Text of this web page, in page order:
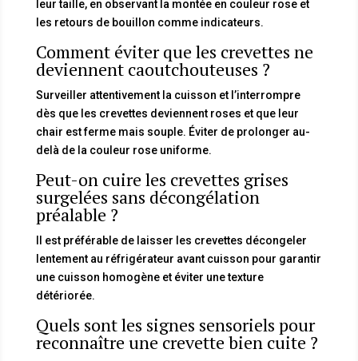
leur taille, en observant la montée en couleur rose et
les retours de bouillon comme indicateurs.
Comment éviter que les crevettes ne
deviennent caoutchouteuses ?
Surveiller attentivement la cuisson et l’interrompre
dès que les crevettes deviennent roses et que leur
chair est ferme mais souple. Éviter de prolonger au-
delà de la couleur rose uniforme.
Peut-on cuire les crevettes grises
surgelées sans décongélation
préalable ?
Il est préférable de laisser les crevettes décongeler
lentement au réfrigérateur avant cuisson pour garantir
une cuisson homogène et éviter une texture
détériorée.
Quels sont les signes sensoriels pour
reconnaître une crevette bien cuite ?